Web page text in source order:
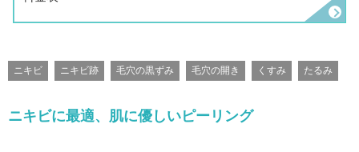
ニキビ ニキビ跡 毛穴の黒ずみ 毛穴の開き くすみ たるみ
ニキビに最適、肌に優しいピーリング